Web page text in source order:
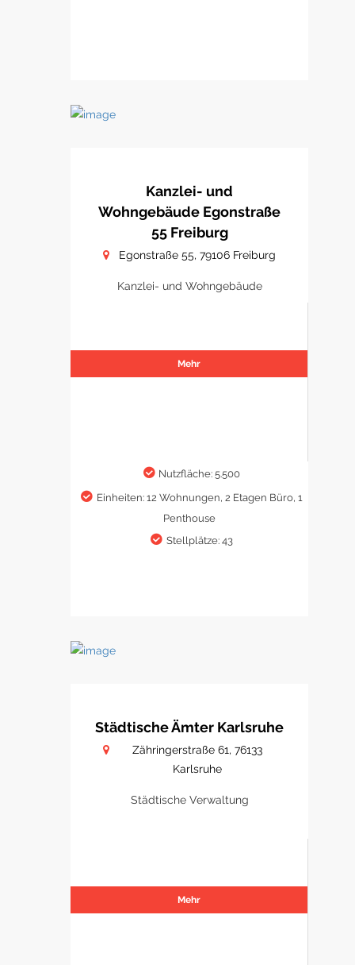
Kanzlei- und
Wohngebäude Egonstraße
55 Freiburg
Egonstraße 55, 79106 Freiburg
Kanzlei- und Wohngebäude
Mehr
Nutzfläche: 5.500
Einheiten: 12 Wohnungen, 2 Etagen Büro, 1
Penthouse
Stellplätze: 43
Städtische Ämter Karlsruhe
Zähringerstraße 61, 76133
Karlsruhe
Städtische Verwaltung
Mehr